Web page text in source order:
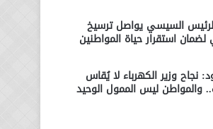
السيسي يواصل ترسيخ
لضمان استقرار حياة المواطنين
نجاح وزير الكهرباء لا يُقاس
والمواطن ليس الممول الوحيد